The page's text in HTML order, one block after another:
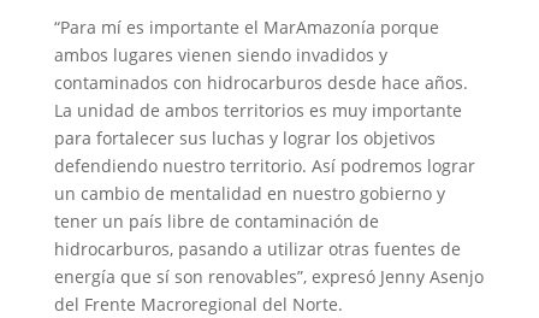
“Para mí es importante el MarAmazonía porque
ambos lugares vienen siendo invadidos y
contaminados con hidrocarburos desde hace años.
La unidad de ambos territorios es muy importante
para fortalecer sus luchas y lograr los objetivos
defendiendo nuestro territorio. Así podremos lograr
un cambio de mentalidad en nuestro gobierno y
tener un país libre de contaminación de
hidrocarburos, pasando a utilizar otras fuentes de
energía que sí son renovables”, expresó Jenny Asenjo
del Frente Macroregional del Norte.